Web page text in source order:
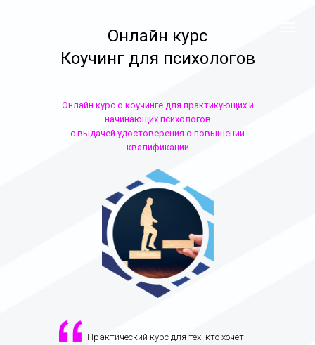
Онлайн курс
Коучинг для психологов
Онлайн курс о коучинге для практикующих и
начинающих психологов
с выдачей удостоверения о повышении
квалификации
Практический курс для тех, кто хочет